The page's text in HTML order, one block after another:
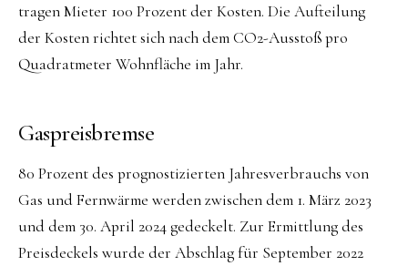
tragen Mieter 100 Prozent der Kosten. Die Aufteilung
der Kosten richtet sich nach dem CO2-Ausstoß pro
Quadratmeter Wohnfläche im Jahr.
Gaspreisbremse
80 Prozent des prognostizierten Jahresverbrauchs von
Gas und Fernwärme werden zwischen dem 1. März 2023
und dem 30. April 2024 gedeckelt. Zur Ermittlung des
Preisdeckels wurde der Abschlag für September 2022